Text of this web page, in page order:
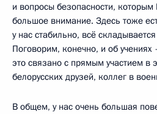
и вопросы безопасности, которым
большое внимание. Здесь тоже
у нас стабильно, всё
Поговорим, конечно, и об
это связано с прямым участием в
белорусских друзей, коллег в
В общем, у нас очень большая